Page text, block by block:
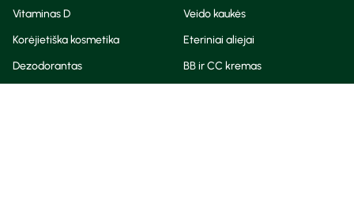
Vitaminas D
Veido kaukės
Korėjietiška kosmetika
Eteriniai aliejai
Dezodorantas
BB ir CC kremas